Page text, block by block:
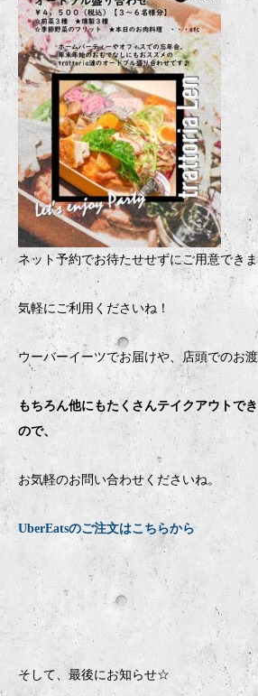
ネット予約でお待たせせずにご用意でき
気軽にご利用くださいね！
ウーバーイーツでお届けや、店頭でのお
もちろん他にもたくさんテイクアウトで
ので、
お気軽のお問い合わせくださいね。
UberEatsのご注文はこちらから
そして、最後にお知らせ☆